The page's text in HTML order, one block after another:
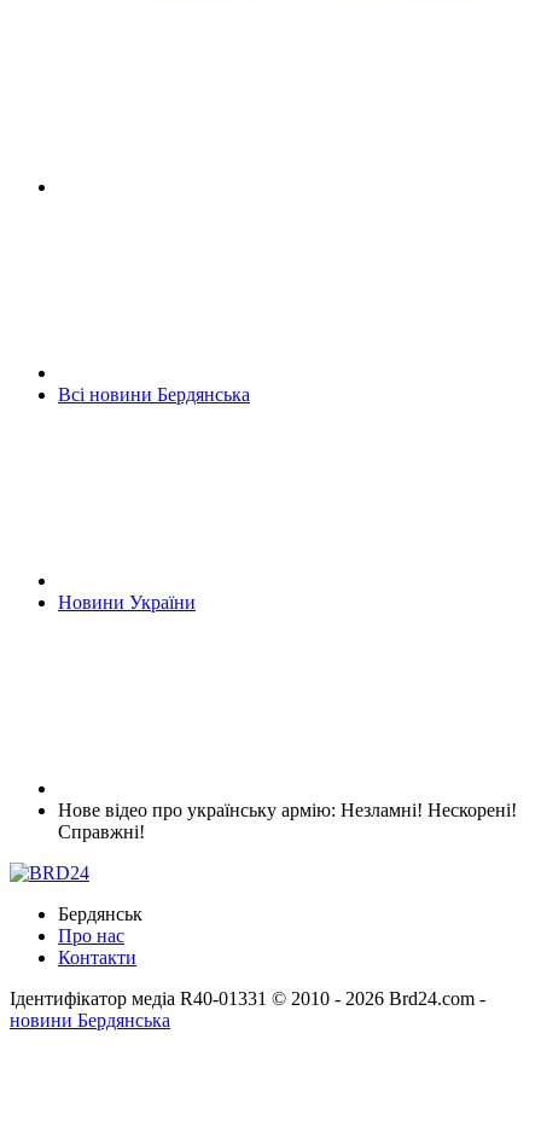
Всі новини Бердянська
Новини України
Нове відео про українську армію: Незламні! Нескорені!
Справжні!
Бердянськ
Про нас
Контакти
Ідентифікатор медіа R40-01331 © 2010 - 2026 Brd24.com -
новини Бердянська